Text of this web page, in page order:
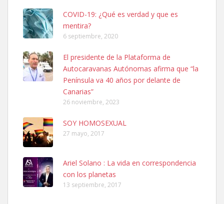
SHIBA PERDIDO AVDA JOSE MESA Y LOPEZ
PERRO MACHO RAZA SHIBA CON MICROCHIP PERDIDO HOY
06/07/2025 ZONA MESA Y LOPEZ. ES MUY ASUSTADIZO
Leales.org » Gran Canaria
6.7.2025
Ninfa perdida
El día 5 se los perdió una ninfa papillera, asustada tiene miedo a la
calle, se perdió por la zon...
COVID-19: ¿Qué es verdad y que es
mentira?
6 septiembre, 2020
El presidente de la Plataforma de
Autocaravanas Autónomas afirma que “la
Península va 40 años por delante de
Canarias”
26 noviembre, 2023
SOY HOMOSEXUAL
27 mayo, 2017
Ariel Solano : La vida en correspondencia
con los planetas
13 septiembre, 2017